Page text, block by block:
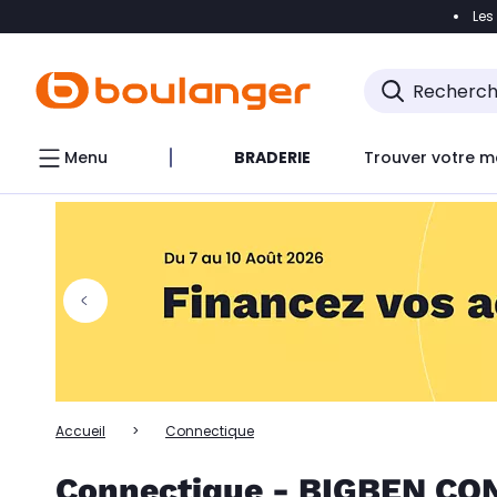
Accéder
Accéder directement au chatbot
Menu BRADERIE Trouver votre
Accueil Connectique